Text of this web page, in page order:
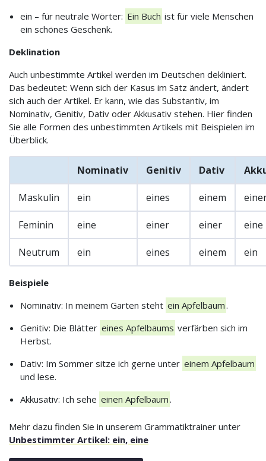
ein – für neutrale Wörter: Ein Buch ist für viele Menschen
ein schönes Geschenk.
Deklination
Auch unbestimmte Artikel werden im Deutschen dekliniert.
Das bedeutet: Wenn sich der Kasus im Satz ändert, ändert
sich auch der Artikel. Er kann, wie das Substantiv, im
Nominativ, Genitiv, Dativ oder Akkusativ stehen. Hier finden
Sie alle Formen des unbestimmten Artikels mit Beispielen im
Überblick.
Nominativ Genitiv Dativ
Maskulin ein eines einem
Feminin eine einer einer eine
Neutrum ein eines einem ein
Beispiele
Nominativ: In meinem Garten steht ein Apfelbaum .
Genitiv: Die Blätter eines Apfelbaums verfärben sich im
Herbst.
Dativ: Im Sommer sitze ich gerne unter einem Apfelbaum
und lese.
Akkusativ: Ich sehe einen Apfelbaum .
Mehr dazu finden Sie in unserem Grammatiktrainer unter
Unbestimmter Artikel: ein, eine